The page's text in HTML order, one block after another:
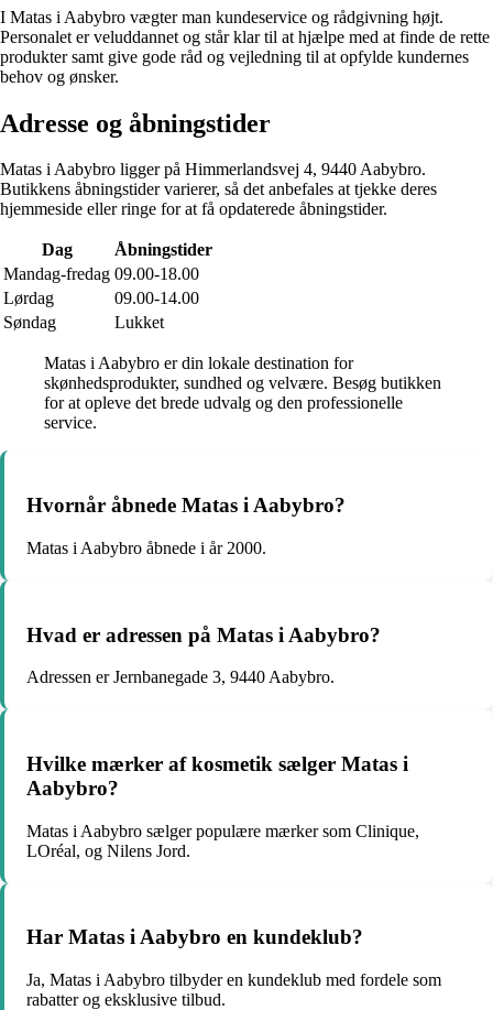
I Matas i Aabybro vægter man kundeservice og rådgivning højt.
Personalet er veluddannet og står klar til at hjælpe med at finde de rette
produkter samt give gode råd og vejledning til at opfylde kundernes
behov og ønsker.
Adresse og åbningstider
Matas i Aabybro ligger på Himmerlandsvej 4, 9440 Aabybro.
Butikkens åbningstider varierer, så det anbefales at tjekke deres
hjemmeside eller ringe for at få opdaterede åbningstider.
Dag
Åbningstider
Mandag-fredag 09.00-18.00
Lørdag
09.00-14.00
Søndag
Lukket
Matas i Aabybro er din lokale destination for
skønhedsprodukter, sundhed og velvære. Besøg butikken
for at opleve det brede udvalg og den professionelle
service.
Hvornår åbnede Matas i Aabybro?
Matas i Aabybro åbnede i år 2000.
Hvad er adressen på Matas i Aabybro?
Adressen er Jernbanegade 3, 9440 Aabybro.
Hvilke mærker af kosmetik sælger Matas i
Aabybro?
Matas i Aabybro sælger populære mærker som Clinique,
LOréal, og Nilens Jord.
Har Matas i Aabybro en kundeklub?
Ja, Matas i Aabybro tilbyder en kundeklub med fordele som
rabatter og eksklusive tilbud.